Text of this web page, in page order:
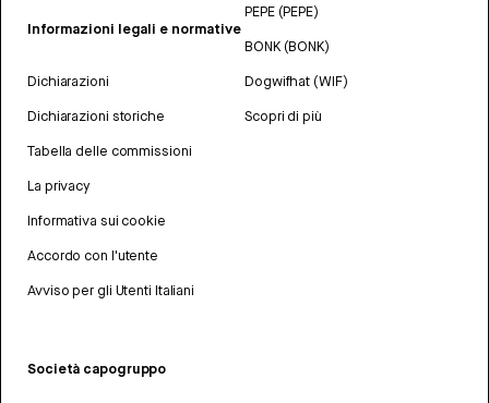
Informazioni legali e normative
Dichiarazioni
Dichiarazioni storiche
Tabella delle commissioni
La privacy
Informativa sui cookie
Accordo con l'utente
Avviso per gli Utenti Italiani
PEPE (PEPE)
BONK (BONK)
Dogwifhat (WIF)
Scopri di più
Società capogruppo